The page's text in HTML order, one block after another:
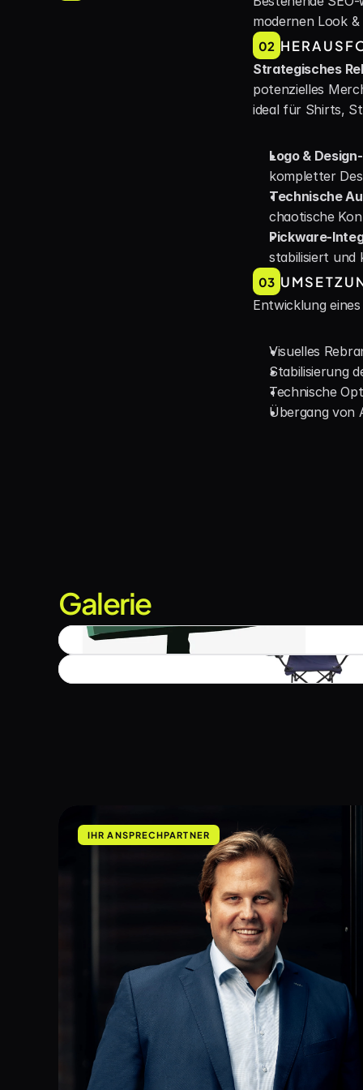
modernen Look
02
Strategisches
potenzielles
ideal für Shirts,
Logo &
kompletter
Technische
chaotische
Pickware-
stabilisiert
03
Entwicklung
Visuelles
Stabilisierung
Technische
Übergang von
Galerie
IHR ANSPRECHPARTNER